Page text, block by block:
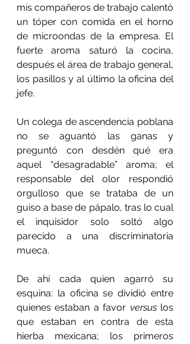
mis compañeros de trabajo calentó
un tóper con comida en el horno
de microondas de la empresa. El
fuerte aroma saturó la cocina,
después el área de trabajo general,
los pasillos y al último la oficina del
jefe.
Un colega de ascendencia poblana
no se aguantó las ganas y
preguntó con desdén qué era
aquel “desagradable” aroma; el
responsable del olor respondió
orgulloso que se trataba de un
guiso a base de pápalo, tras lo cual
el inquisidor solo soltó algo
parecido a una discriminatoria
mueca.
De ahí cada quien agarró su
esquina: la oficina se dividió entre
quienes estaban a favor versus los
que estaban en contra de esta
hierba mexicana; los primeros